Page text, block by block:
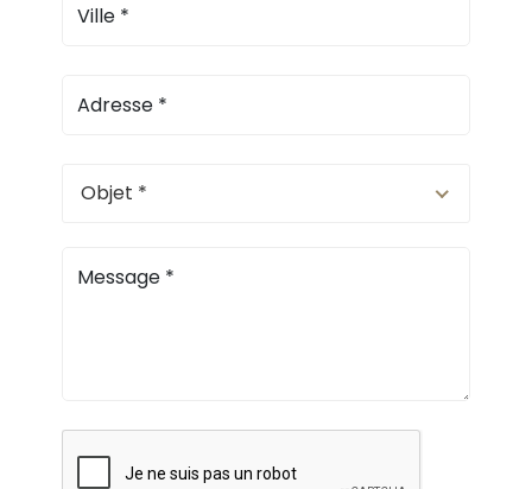
Ville *
Adresse *
Objet *
Message *